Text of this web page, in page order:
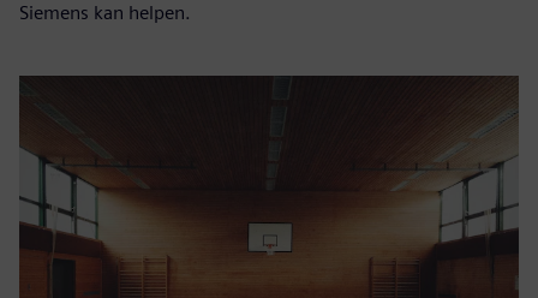
Siemens kan helpen.